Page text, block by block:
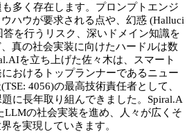
多く存在します。プロンプトエンジ
ハウが要求される点や、幻惑 (Halluci
を行うリスク、深いドメイン知識を
真の社会実装に向けたハードルは数
を立ち上げた佐々木は、スマート
おけるトップランナーであるニュー
4056)の最高技術責任者として、
に長年取り組んできました。Spiral.A
LLMの社会実装を進め、人々が広くそ
を実現していきます。